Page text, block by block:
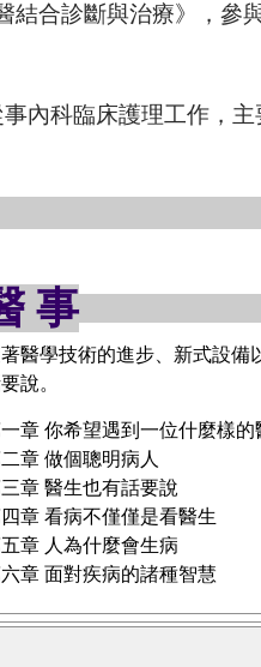
結合診斷與治療》，
內科臨床護理工作，
事
醫學技術的進步、新式設備
說。
章 你希望遇到一位什麼樣的
章 做個聰明病人
章 醫生也有話要說
章 看病不僅僅是看醫生
章 人為什麼會生病
章 面對疾病的諸種智慧